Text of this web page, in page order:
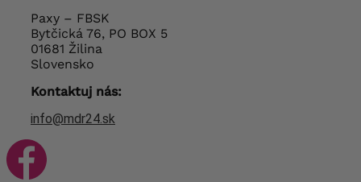
Paxy – FBSK
Bytčická 76, PO BOX 5
01681 Žilina
Slovensko
Kontaktuj nás:
info@mdr24.sk